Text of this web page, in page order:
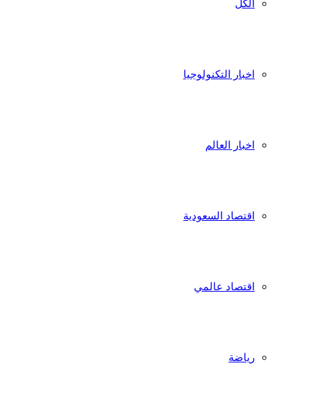
الكل
اخبار التكنولوجيا
اخبار العالم
اقتصاد السعودية
اقتصاد عالمي
رياضة